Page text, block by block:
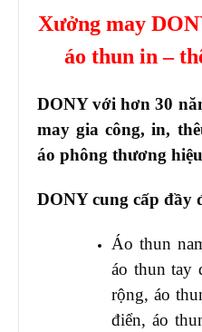
Xưởng may
áo thun in –
DONY với hơn 30
may gia công, in,
áo phông thương
DONY cung cấp đầy
Áo thun
áo thun tay
rộng, áo
điển, áo